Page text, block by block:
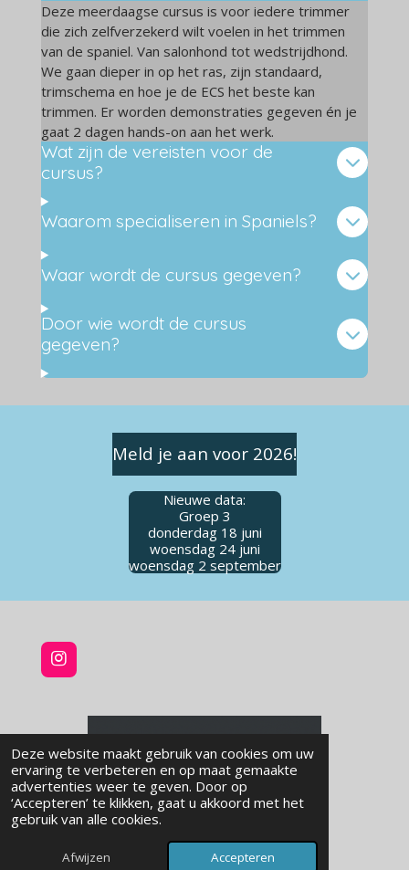
Deze website maakt gebruik van cookies om uw
ervaring te verbeteren en op maat gemaakte
advertenties weer te geven. Door op
‘Accepteren’ te klikken, gaat u akkoord met het
gebruik van alle cookies.
Afwijzen Accepteren
Deze meerdaagse cursus is voor iedere trimmer
die zich zelfverzekerd wilt voelen in het trimmen
van de spaniel. Van salonhond tot wedstrijdhond.
We gaan dieper in op het ras, zijn standaard,
trimschema en hoe je de ECS het beste kan
trimmen. Er worden demonstraties gegeven én je
gaat 2 dagen hands-on aan het werk.
Wat zijn de vereisten voor de
cursus?
Waarom specialiseren in Spaniels?
Waar wordt de cursus gegeven?
Door wie wordt de cursus
gegeven?
Meld je aan voor 2026!
Nieuwe data:
Groep 3
donderdag 18 juni
woensdag 24 juni
woensdag 2 september
I
n
a
g
r
a
m